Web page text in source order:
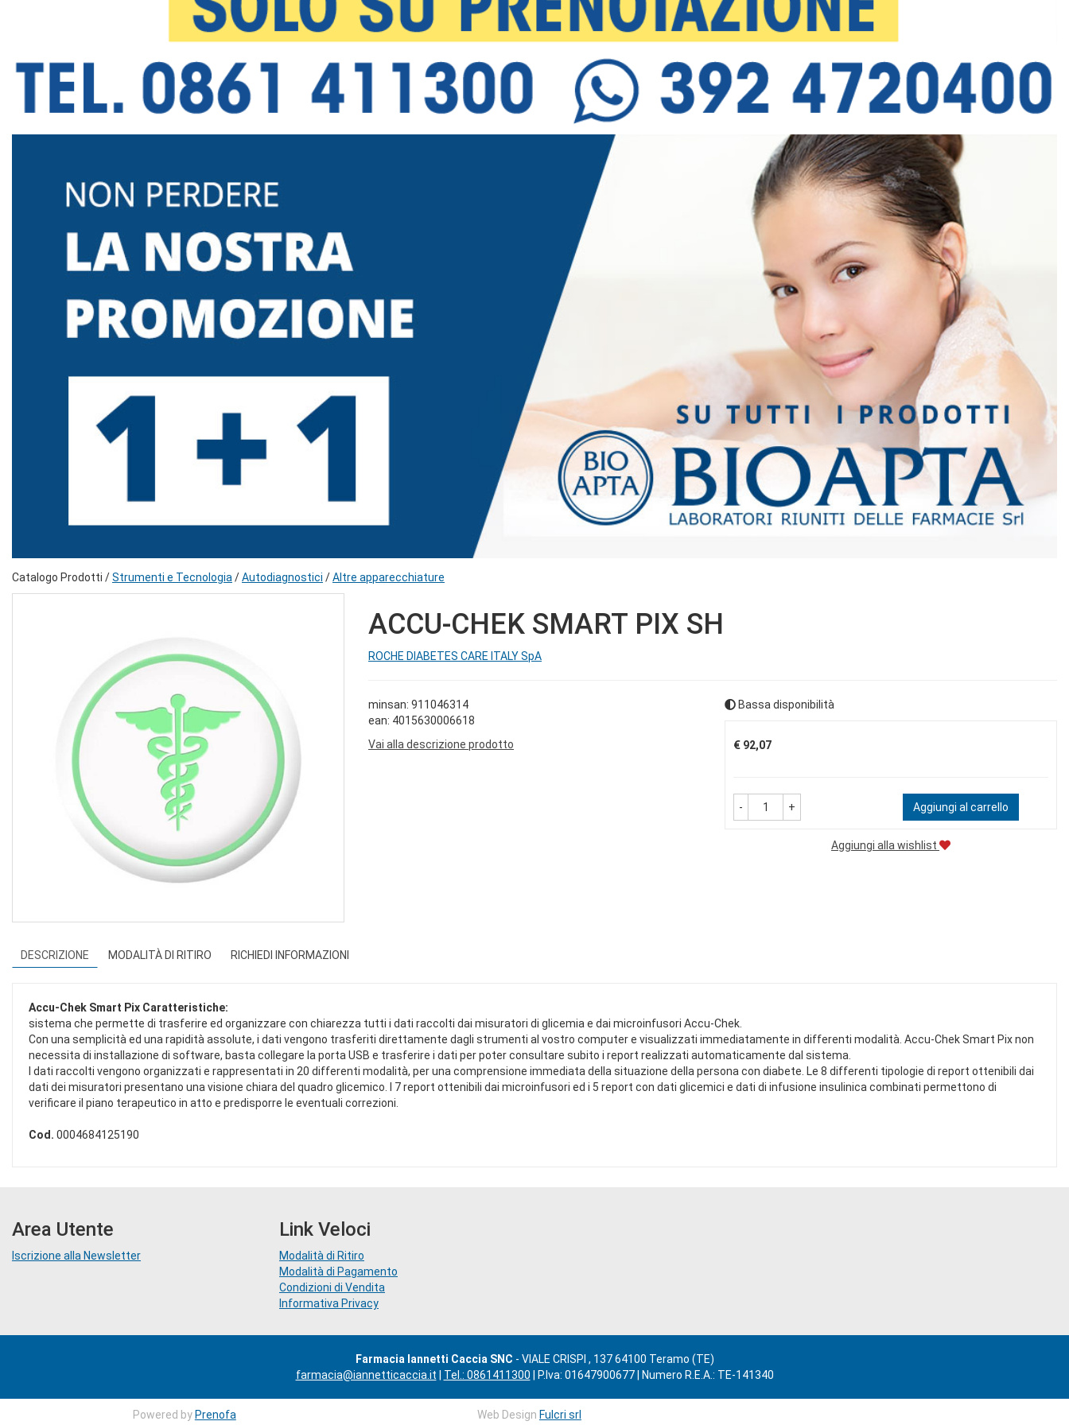
Catalogo Prodotti /Strumenti e Tecnologia /Autodiagnostici /Altre apparecchiature
ACCU-CHEK SMART PIX SH
ROCHE DIABETES CARE ITALY SpA
minsan: 911046314
ean: 4015630006618
Vai alla descrizione prodotto
Bassa disponibilità
Prezzo
€ 92,07
- + Aggiungi al carrello
Aggiungi alla wishlist
DESCRIZIONE MODALITÀ DI RITIRO RICHIEDI INFORMAZIONI
Accu-Chek Smart Pix Caratteristiche:
sistema che permette di trasferire ed organizzare con chiarezza tutti i dati raccolti dai misuratori di glicemia e dai microinfusori Accu-Chek.
Con una semplicità ed una rapidità assolute, i dati vengono trasferiti direttamente dagli strumenti al vostro computer e visualizzati immediatamente in differenti modalità. Accu-Chek Smart Pix non
necessita di installazione di software, basta collegare la porta USB e trasferire i dati per poter consultare subito i report realizzati automaticamente dal sistema.
I dati raccolti vengono organizzati e rappresentati in 20 differenti modalità, per una comprensione immediata della situazione della persona con diabete. Le 8 differenti tipologie di report ottenibili dai
dati dei misuratori presentano una visione chiara del quadro glicemico. I 7 report ottenibili dai microinfusori ed i 5 report con dati glicemici e dati di infusione insulinica combinati permettono di
verificare il piano terapeutico in atto e predisporre le eventuali correzioni.
Cod. 0004684125190
Area Utente
Iscrizione alla Newsletter
Link Veloci
Modalità di Ritiro
Modalità di Pagamento
Condizioni di Vendita
Informativa Privacy
Farmacia Iannetti Caccia SNC - VIALE CRISPI , 137 64100 Teramo (TE)
farmacia@iannetticaccia.it
Tel.: 0861411300 | P.Iva: 01647900677 | Numero R.E.A.: TE-141340
Powered by Prenofa Web Design Fulcri srl